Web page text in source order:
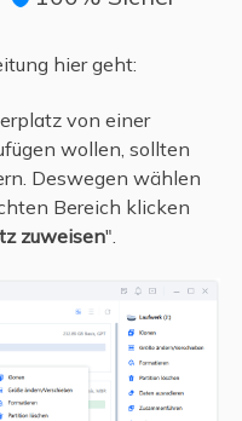
hier geht:
von einer
wollen, sollten
Deswegen wählen
Bereich klicken
zuweisen".